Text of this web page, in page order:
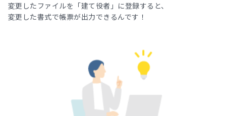
変更したファイルを「建て役者」に登録すると、
変更した書式で帳票が出力できるんです！